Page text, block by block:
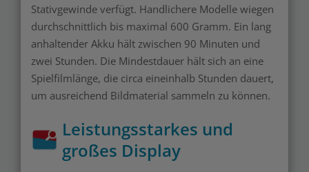
Stativgewinde verfügt. Handlichere Modelle wiegen
durchschnittlich bis maximal 600 Gramm. Ein lang
anhaltender Akku hält zwischen 90 Minuten und
zwei Stunden. Die Mindestdauer hält sich an eine
Spielfilmlänge, die circa eineinhalb Stunden dauert,
um ausreichend Bildmaterial sammeln zu können.
Leistungsstarkes und
großes Display